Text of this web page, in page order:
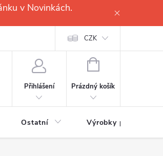
v Novinkách.
CZK
Přihlášení
NÁKUPNÍ
Prázdný košík
Ostatní Výrobky pro